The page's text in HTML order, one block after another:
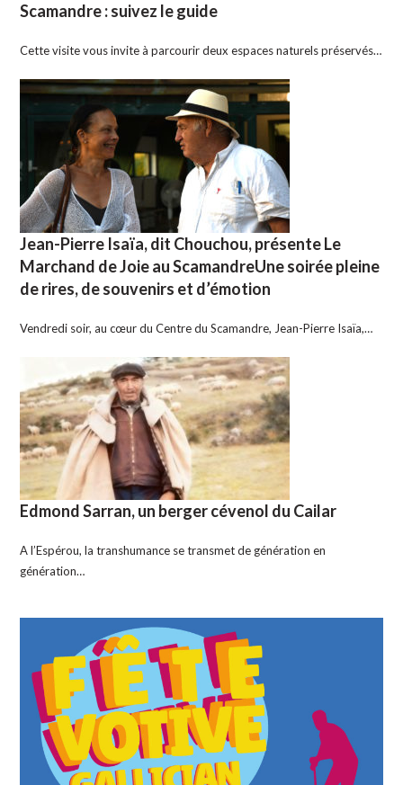
Scamandre : suivez le guide
Cette visite vous invite à parcourir deux espaces naturels préservés…
Jean-Pierre Isaïa, dit Chouchou, présente Le
Marchand de Joie au ScamandreUne soirée pleine
de rires, de souvenirs et d’émotion
Vendredi soir, au cœur du Centre du Scamandre, Jean-Pierre Isaïa,…
Edmond Sarran, un berger cévenol du Cailar
A l’Espérou, la transhumance se transmet de génération en
génération…